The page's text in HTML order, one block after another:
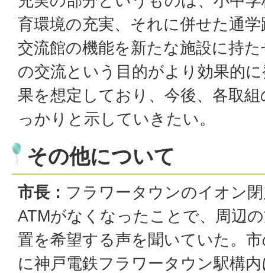
育環境の充実、それに併せた通
交流館の機能を新たな施設に持
の交流という目的がより効果的
果を想定しており、今後、各取
っかりと示していきたい。
その他について
市長： フラワータウンのイオン
ATMがなくなったことで、周辺
置を希望する声を聞いていた。
に神戸電鉄フラワータウン駅構